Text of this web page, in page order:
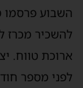
השבוע פרסמו
ארוכת טווח.
לפני מספר